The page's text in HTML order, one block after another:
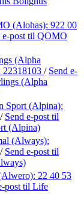
(Alohas): 922 00
e-post til QOMO
(Alpha
22318103 / Send e-
(Alpha
Sport (Alpina):
/ Send e-post til
(Alpina)
(Always):
/ Send e-post til
22 40 53
post til Life